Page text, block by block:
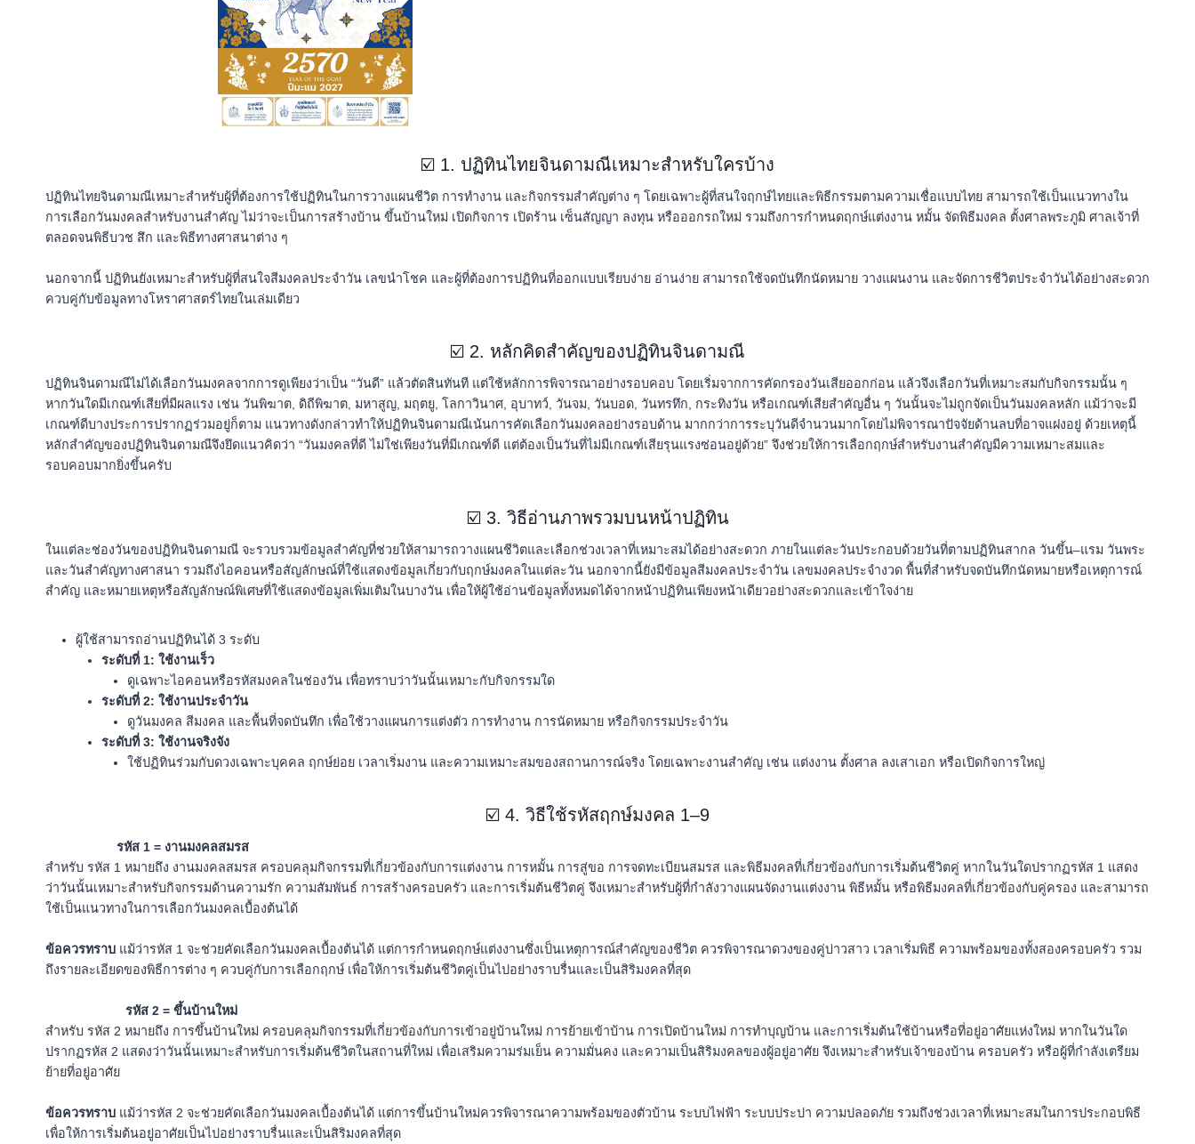
☑️ 1. ปฏิทินไทยจินดามณีเหมาะสำหรับใครบ้าง
ปฏิทินไทยจินดามณีเหมาะสำหรับผู้ที่ต้องการใช้ปฏิทินในการวางแผนชีวิต การทำงาน และกิจกรรมสำคัญต่าง ๆ โดยเฉพาะผู้ที่สนใจฤกษ์ไทยและพิธีกรรมตามความเชื่อแบบไทย สามารถใช้เป็นแนวทางใน
การเลือกวันมงคลสำหรับงานสำคัญ ไม่ว่าจะเป็นการสร้างบ้าน ขึ้นบ้านใหม่ เปิดกิจการ เปิดร้าน เซ็นสัญญา ลงทุน หรือออกรถใหม่ รวมถึงการกำหนดฤกษ์แต่งงาน หมั้น จัดพิธีมงคล ตั้งศาลพระภูมิ ศาลเจ้าที่
ตลอดจนพิธีบวช สึก และพิธีทางศาสนาต่าง ๆ
นอกจากนี้ ปฏิทินยังเหมาะสำหรับผู้ที่สนใจสีมงคลประจำวัน เลขนำโชค และผู้ที่ต้องการปฏิทินที่ออกแบบเรียบง่าย อ่านง่าย สามารถใช้จดบันทึกนัดหมาย วางแผนงาน และจัดการชีวิตประจำวันได้อย่างสะดวก
ควบคู่กับข้อมูลทางโหราศาสตร์ไทยในเล่มเดียว
☑️ 2. หลักคิดสำคัญของปฏิทินจินดามณี
ปฏิทินจินดามณีไม่ได้เลือกวันมงคลจากการดูเพียงว่าเป็น “วันดี” แล้วตัดสินทันที แต่ใช้หลักการพิจารณาอย่างรอบคอบ โดยเริ่มจากการคัดกรองวันเสียออกก่อน แล้วจึงเลือกวันที่เหมาะสมกับกิจกรรมนั้น ๆ
หากวันใดมีเกณฑ์เสียที่มีผลแรง เช่น วันพิฆาต, ดิถีพิฆาต, มหาสูญ, มฤตยู, โลกาวินาศ, อุบาทว์, วันจม, วันบอด, วันทรทึก, กระทิงวัน หรือเกณฑ์เสียสำคัญอื่น ๆ วันนั้นจะไม่ถูกจัดเป็นวันมงคลหลัก แม้ว่าจะมี
เกณฑ์ดีบางประการปรากฏร่วมอยู่ก็ตาม แนวทางดังกล่าวทำให้ปฏิทินจินดามณีเน้นการคัดเลือกวันมงคลอย่างรอบด้าน มากกว่าการระบุวันดีจำนวนมากโดยไม่พิจารณาปัจจัยด้านลบที่อาจแฝงอยู่ ด้วยเหตุนี้
หลักสำคัญของปฏิทินจินดามณีจึงยึดแนวคิดว่า “วันมงคลที่ดี ไม่ใช่เพียงวันที่มีเกณฑ์ดี แต่ต้องเป็นวันที่ไม่มีเกณฑ์เสียรุนแรงซ่อนอยู่ด้วย” จึงช่วยให้การเลือกฤกษ์สำหรับงานสำคัญมีความเหมาะสมและ
รอบคอบมากยิ่งขึ้นครับ
☑️ 3. วิธีอ่านภาพรวมบนหน้าปฏิทิน
ในแต่ละช่องวันของปฏิทินจินดามณี จะรวบรวมข้อมูลสำคัญที่ช่วยให้สามารถวางแผนชีวิตและเลือกช่วงเวลาที่เหมาะสมได้อย่างสะดวก ภายในแต่ละวันประกอบด้วยวันที่ตามปฏิทินสากล วันขึ้น–แรม วันพระ
และวันสำคัญทางศาสนา รวมถึงไอคอนหรือสัญลักษณ์ที่ใช้แสดงข้อมูลเกี่ยวกับฤกษ์มงคลในแต่ละวัน นอกจากนี้ยังมีข้อมูลสีมงคลประจำวัน เลขมงคลประจำงวด พื้นที่สำหรับจดบันทึกนัดหมายหรือเหตุการณ์
สำคัญ และหมายเหตุหรือสัญลักษณ์พิเศษที่ใช้แสดงข้อมูลเพิ่มเติมในบางวัน เพื่อให้ผู้ใช้อ่านข้อมูลทั้งหมดได้จากหน้าปฏิทินเพียงหน้าเดียวอย่างสะดวกและเข้าใจง่าย
ผู้ใช้สามารถอ่านปฏิทินได้ 3 ระดับ
ระดับที่ 1: ใช้งานเร็ว
ดูเฉพาะไอคอนหรือรหัสมงคลในช่องวัน เพื่อทราบว่าวันนั้นเหมาะกับกิจกรรมใด
ระดับที่ 2: ใช้งานประจำวัน
ดูวันมงคล สีมงคล และพื้นที่จดบันทึก เพื่อใช้วางแผนการแต่งตัว การทำงาน การนัดหมาย หรือกิจกรรมประจำวัน
ระดับที่ 3: ใช้งานจริงจัง
ใช้ปฏิทินร่วมกับดวงเฉพาะบุคคล ฤกษ์ย่อย เวลาเริ่มงาน และความเหมาะสมของสถานการณ์จริง โดยเฉพาะงานสำคัญ เช่น แต่งงาน ตั้งศาล ลงเสาเอก หรือเปิดกิจการใหญ่
☑️ 4. วิธีใช้รหัสฤกษ์มงคล 1–9
รหัส 1 = งานมงคลสมรส
สำหรับ รหัส 1 หมายถึง งานมงคลสมรส ครอบคลุมกิจกรรมที่เกี่ยวข้องกับการแต่งงาน การหมั้น การสู่ขอ การจดทะเบียนสมรส และพิธีมงคลที่เกี่ยวข้องกับการเริ่มต้นชีวิตคู่ หากในวันใดปรากฏรหัส 1 แสดง
ว่าวันนั้นเหมาะสำหรับกิจกรรมด้านความรัก ความสัมพันธ์ การสร้างครอบครัว และการเริ่มต้นชีวิตคู่ จึงเหมาะสำหรับผู้ที่กำลังวางแผนจัดงานแต่งงาน พิธีหมั้น หรือพิธีมงคลที่เกี่ยวข้องกับคู่ครอง และสามารถ
ใช้เป็นแนวทางในการเลือกวันมงคลเบื้องต้นได้
ข้อควรทราบ แม้ว่ารหัส 1 จะช่วยคัดเลือกวันมงคลเบื้องต้นได้ แต่การกำหนดฤกษ์แต่งงานซึ่งเป็นเหตุการณ์สำคัญของชีวิต ควรพิจารณาดวงของคู่บ่าวสาว เวลาเริ่มพิธี ความพร้อมของทั้งสองครอบครัว รวม
ถึงรายละเอียดของพิธีการต่าง ๆ ควบคู่กับการเลือกฤกษ์ เพื่อให้การเริ่มต้นชีวิตคู่เป็นไปอย่างราบรื่นและเป็นสิริมงคลที่สุด
รหัส 2 = ขึ้นบ้านใหม่
สำหรับ รหัส 2 หมายถึง การขึ้นบ้านใหม่ ครอบคลุมกิจกรรมที่เกี่ยวข้องกับการเข้าอยู่บ้านใหม่ การย้ายเข้าบ้าน การเปิดบ้านใหม่ การทำบุญบ้าน และการเริ่มต้นใช้บ้านหรือที่อยู่อาศัยแห่งใหม่ หากในวันใด
ปรากฏรหัส 2 แสดงว่าวันนั้นเหมาะสำหรับการเริ่มต้นชีวิตในสถานที่ใหม่ เพื่อเสริมความร่มเย็น ความมั่นคง และความเป็นสิริมงคลของผู้อยู่อาศัย จึงเหมาะสำหรับเจ้าของบ้าน ครอบครัว หรือผู้ที่กำลังเตรียม
ย้ายที่อยู่อาศัย
ข้อควรทราบ แม้ว่ารหัส 2 จะช่วยคัดเลือกวันมงคลเบื้องต้นได้ แต่การขึ้นบ้านใหม่ควรพิจารณาความพร้อมของตัวบ้าน ระบบไฟฟ้า ระบบประปา ความปลอดภัย รวมถึงช่วงเวลาที่เหมาะสมในการประกอบพิธี
เพื่อให้การเริ่มต้นอยู่อาศัยเป็นไปอย่างราบรื่นและเป็นสิริมงคลที่สุด